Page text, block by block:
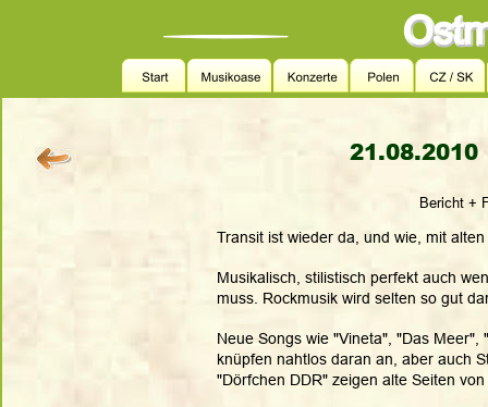
Bericht
Transit ist wieder da, und wie, mit
Musikalisch, stilistisch perfekt auch
muss. Rockmusik wird selten so gut
Neue Songs wie "Vineta", "Das
knüpfen nahtlos daran an, aber auch
"Dörfchen DDR" zeigen alte Seiten